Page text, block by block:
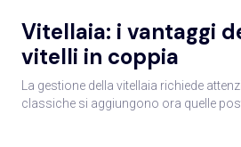
Vitellaia: i vantaggi
vitelli in coppia
La gestione della vitellaia richiede
classiche si aggiungono ora quelle